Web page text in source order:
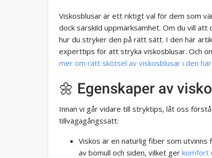
Viskosblusar är ett riktigt val för dem som
dock särskild uppmärksamhet. Om du vill
hur du stryker den på rätt sätt. I den här
experttips för att stryka viskosblusar. Och
mer om rätt skötsel av viskosblusar i den
🌼 Egenskaper av
Innan vi går vidare till stryktips, låt oss
tillvägagångssätt:
Viskos är en naturlig fiber som utvinns
av bomull och siden, vilket ger komfort